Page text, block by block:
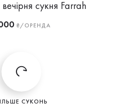
сукня Farrah
₴/ОРЕНДА
СУКОНЬ